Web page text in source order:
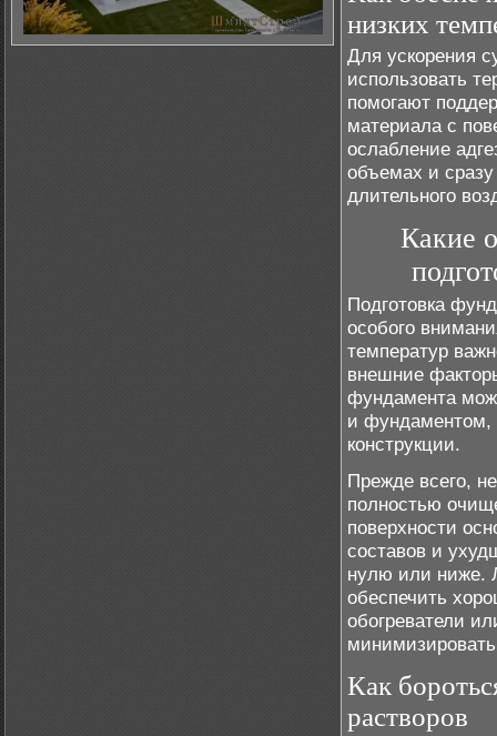
низких
Для ускорения
использовать
помогают
материала с
ослабление
объемах и
длительного
Какие
Подготовка
особого
температур
внешние
фундамента
и фундаментом,
конструкции.
Прежде всего,
полностью
поверхности
составов и
нулю или ниже.
обеспечить
обогреватели
Как
растворов